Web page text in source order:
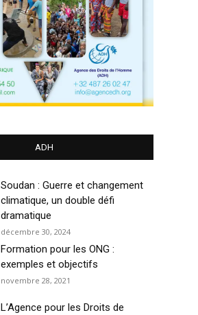
ADH
Soudan : Guerre et changement
climatique, un double défi
dramatique
décembre 30, 2024
Formation pour les ONG :
exemples et objectifs
novembre 28, 2021
L’Agence pour les Droits de